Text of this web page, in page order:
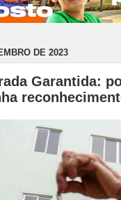
DE 2023
Garantida: